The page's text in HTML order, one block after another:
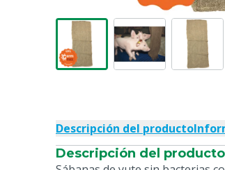
Descripción del producto
Descripción del producto